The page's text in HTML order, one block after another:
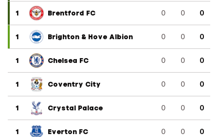
1 Brentford FC 0 0 0
1 Brighton & Hove Albion 0 0 0
1 Chelsea FC 0 0 0
1 Coventry City 0 0 0
1 Crystal Palace 0 0 0
1 Everton FC 0 0 0